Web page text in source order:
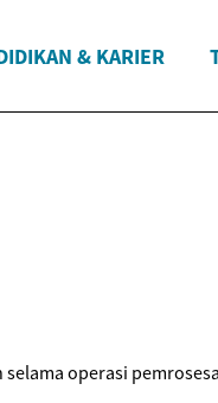
& KARIER
operasi